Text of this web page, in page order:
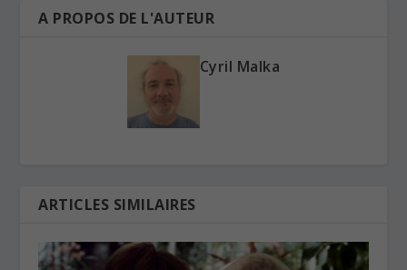
A PROPOS DE L'AUTEUR
Cyril Malka
ARTICLES SIMILAIRES